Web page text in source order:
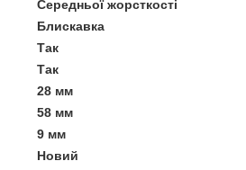
Середньої жорсткості
Блискавка
Так
Так
28 мм
58 мм
9 мм
Новий